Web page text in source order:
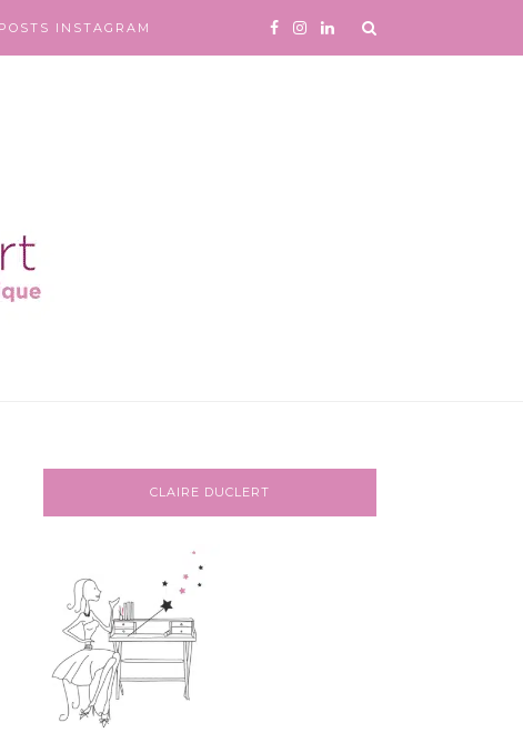
POSTS INSTAGRAM
CLAIRE DUCLERT